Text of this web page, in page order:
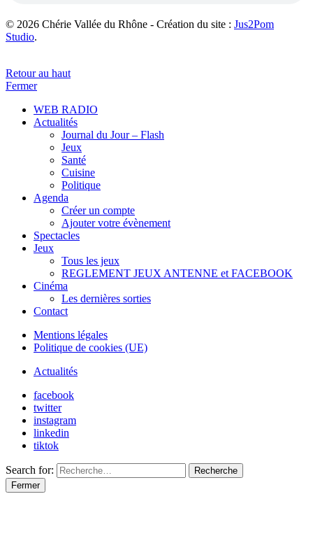
© 2026 Chérie Vallée du Rhône - Création du site : Jus2Pom
Studio.
Retour au haut
Fermer
WEB RADIO
Actualités
Journal du Jour – Flash
Jeux
Santé
Cuisine
Politique
Agenda
Créer un compte
Ajouter votre évènement
Spectacles
Jeux
Tous les jeux
REGLEMENT JEUX ANTENNE et FACEBOOK
Cinéma
Les dernières sorties
Contact
Mentions légales
Politique de cookies (UE)
Actualités
facebook
twitter
instagram
linkedin
tiktok
Search for:
Recherche
Fermer